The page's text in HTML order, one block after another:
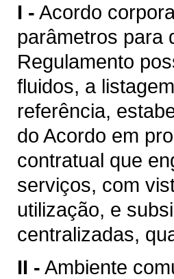
I - Acordo
parâmetros para
Regulamento
fluidos, a
referência,
do Acordo em
contratual que
serviços, com
utilização, e
centralizadas,
II - Ambiente